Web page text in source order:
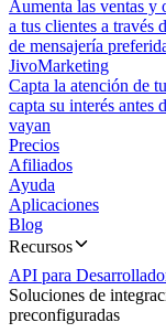
Aumenta las ventas y
a tus clientes a través
de mensajería
JivoMarketing
Capta la atención de
capta su interés antes
vayan
Precios
Afiliados
Ayuda
Aplicaciones
Blog
Recursos
API para
Soluciones de
preconfiguradas